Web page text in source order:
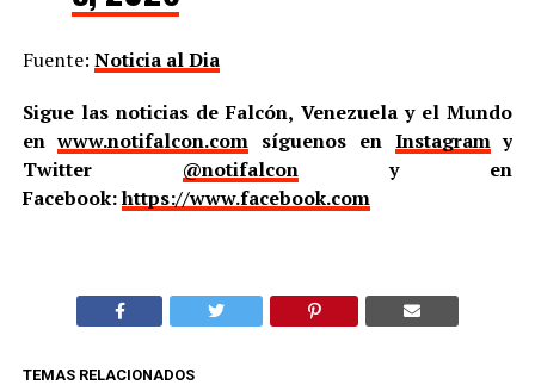
Fuente: Noticia al Dia
Sigue las noticias de Falcón, Venezuela y el Mundo
enwww.notifalcon.com síguenos en Instagramy
Twitter @notifalcony en
Facebook:https://www.facebook.com
TEMAS RELACIONADOS